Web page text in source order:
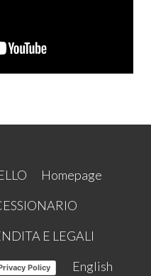
Homepage
E LEGALI
Policy
English